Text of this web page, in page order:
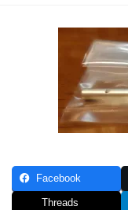
Facebook
Threads